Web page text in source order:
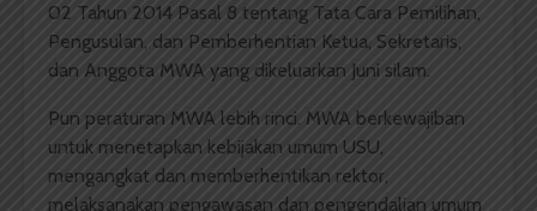
02 Tahun 2014 Pasal 8 tentang Tata Cara Pemilihan,
Pengusulan, dan Pemberhentian Ketua, Sekretaris,
dan Anggota MWA yang dikeluarkan Juni silam.
Pun peraturan MWA lebih rinci. MWA berkewajiban
untuk menetapkan kebijakan umum USU,
mengangkat dan memberhentikan rektor,
melaksanakan pengawasan dan pengendalian umum